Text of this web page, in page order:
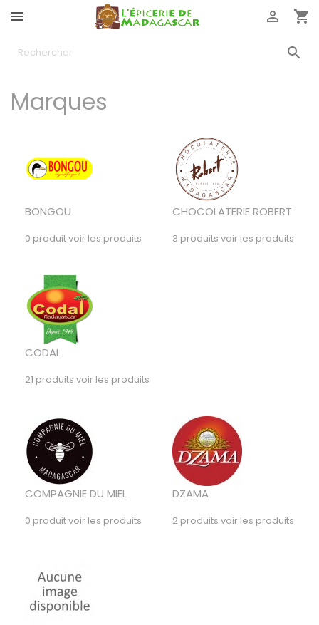
 


Marques
BONGOU
0 produitvoir les produits
CHOCOLATERIE ROBERT
3 produits voir les produits
CODAL
21 produits voir les produits
COMPAGNIE DU MIEL
0 produitvoir les produits
DZAMA
2 produits voir les produits